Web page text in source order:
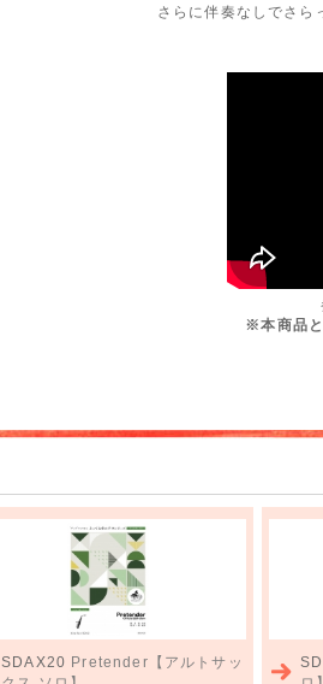
さらに伴奏なしでさら
※本商品と
SDAX20 Pretender【アルトサッ